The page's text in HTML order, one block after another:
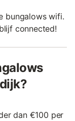
bungalows wifi.
connected!
dan €100 per